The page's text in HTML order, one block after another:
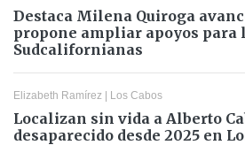
Destaca Milena Quiroga
propone ampliar apoyos para
Sudcalifornianas
Elizabeth Ramírez | Los Cabos
Localizan sin vida a Alberto
desaparecido desde 2025 en